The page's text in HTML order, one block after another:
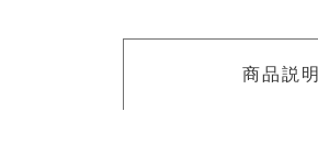
商品説明